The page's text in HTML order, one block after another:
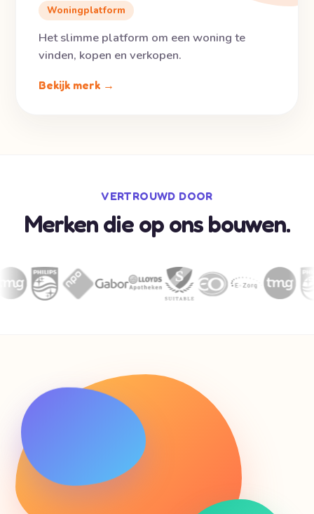
Woningplatform
Het slimme platform om een woning te
vinden, kopen en verkopen.
Bekijk merk →
VERTROUWD DOOR
Merken die op ons bouwen.